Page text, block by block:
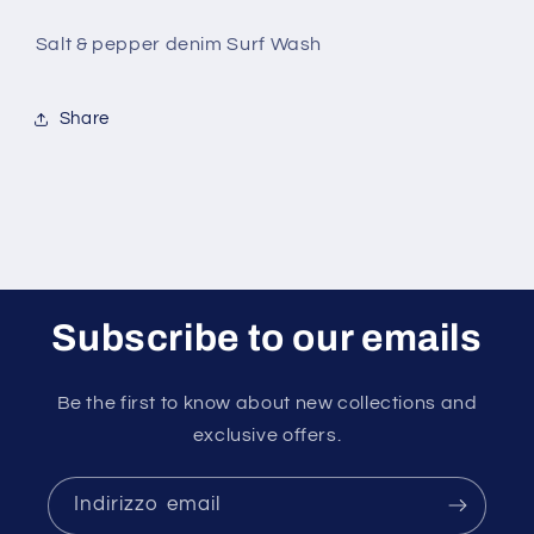
Salt & pepper denim Surf Wash
Share
Subscribe to our emails
Be the first to know about new collections and
exclusive offers.
Indirizzo email